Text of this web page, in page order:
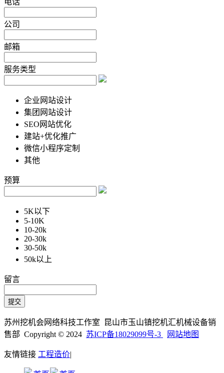
电话
公司
邮箱
服务类型
企业网站设计
集团网站设计
SEO网站优化
建站+优化推广
微信小程序定制
其他
预算
5K以下
5-10K
10-20k
20-30k
30-50k
50k以上
留言
苏州挖机会网络科技工作室 昆山市玉山镇挖机汇机械设备销
售部 Copyright © 2024 苏ICP备18029099号-3 网站地图
友情链接 工程造价|